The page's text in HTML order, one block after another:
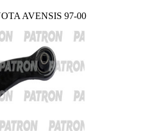
AVENSIS 97-00